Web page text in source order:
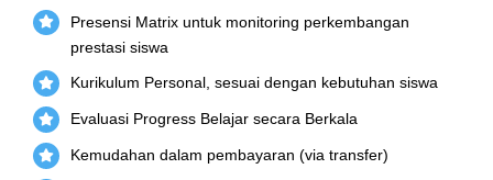
Presensi Matrix untuk monitoring perkembangan
prestasi siswa
Kurikulum Personal, sesuai dengan kebutuhan siswa
Evaluasi Progress Belajar secara Berkala
Kemudahan dalam pembayaran (via transfer)